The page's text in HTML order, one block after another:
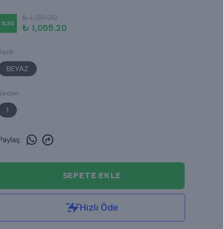
%20
₺ 1,319.00
₺ 1,055.20
BEYAZ
1
:
SEPETE EKLE